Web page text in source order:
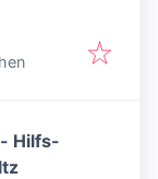
:
Hilfs-